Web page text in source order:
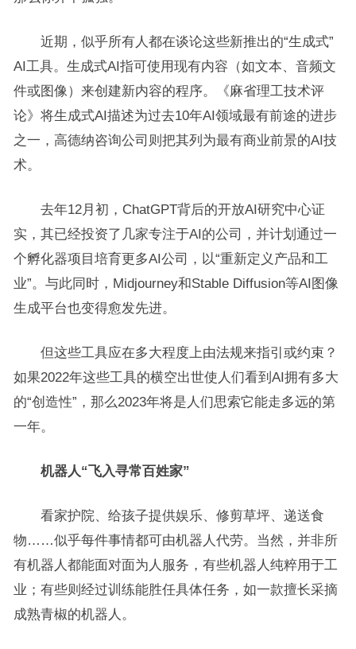
近期，似乎所有人都在谈论这些新推出的“生成式”
AI工具。生成式AI指可使用现有内容（如文本、音频文
件或图像）来创建新内容的程序。《麻省理工技术评
论》将生成式AI描述为过去10年AI领域最有前途的进步
之一，高德纳咨询公司则把其列为最有商业前景的AI技
术。
去年12月初，ChatGPT背后的开放AI研究中心证
实，其已经投资了几家专注于AI的公司，并计划通过一
个孵化器项目培育更多AI公司，以“重新定义产品和工
业”。与此同时，Midjourney和Stable Diffusion等AI图像
生成平台也变得愈发先进。
但这些工具应在多大程度上由法规来指引或约束？
如果2022年这些工具的横空出世使人们看到AI拥有多大
的“创造性”，那么2023年将是人们思索它能走多远的第
一年。
机器人“飞入寻常百姓家”
看家护院、给孩子提供娱乐、修剪草坪、递送食
物……似乎每件事情都可由机器人代劳。当然，并非所
有机器人都能面对面为人服务，有些机器人纯粹用于工
业；有些则经过训练能胜任具体任务，如一款擅长采摘
成熟青椒的机器人。